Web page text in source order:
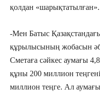
қолдан «шарықтатылған».
-Мен Батыс
құрылысының жобасын
Сметаға сәйкес аумағы
құны 200 миллион
миллион теңге. Ал